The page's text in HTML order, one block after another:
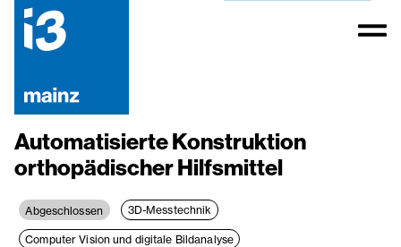
Automatisierte Konstruktion
orthopädischer Hilfsmittel
Abgeschlossen 3D-Messtechnik
Computer Vision und digitale Bildanalyse